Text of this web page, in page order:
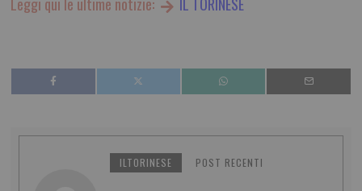
ILTORINESE POST RECENTI